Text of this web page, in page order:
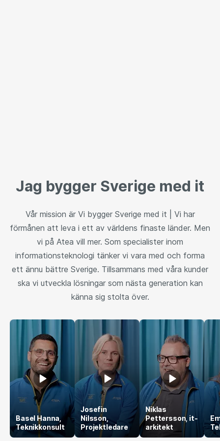
Jag bygger Sverige med it
Vår mission är Vi bygger Sverige med it | Vi har
förmånen att leva i ett av världens finaste länder. Men
vi på Atea vill mer. Som specialister inom
informationsteknologi tänker vi vara med och forma
ett ännu bättre Sverige. Tillsammans med våra kunder
ska vi utveckla lösningar som nästa generation kan
känna sig stolta över.
Basel Hanna,
Teknikkonsult
Josefin
Nilsson,
Projektledare
Niklas
Pettersson, it-
arkitekt